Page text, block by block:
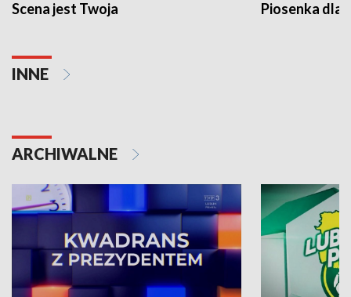
Scena jest Twoja Piosenka dla
INNE
ARCHIWALNE